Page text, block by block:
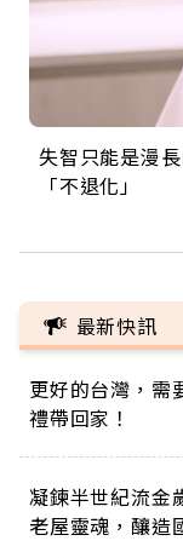
失智只能是漫
「不退化」
來自剛果的巧
的家，我連作
63歲卸矽谷副
丑」走進安養
104歲打破金
手，分享長壽
事業巔峰他選
巨蛋！連CNN
最新快訊
更好的台灣，需
禮帶回家！
凝鍊半世紀流金
老屋靈魂，釀造